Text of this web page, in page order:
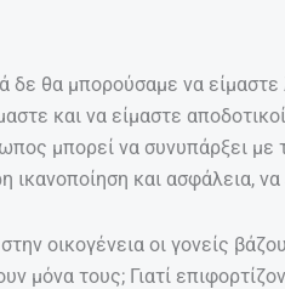
δε θα μπορούσαμε να είμαστε
και να είμαστε
μπορεί να συνυπάρξει με
ικανοποίηση και ασφάλεια, να
στην οικογένεια οι γονείς
μόνα τους; Γιατί